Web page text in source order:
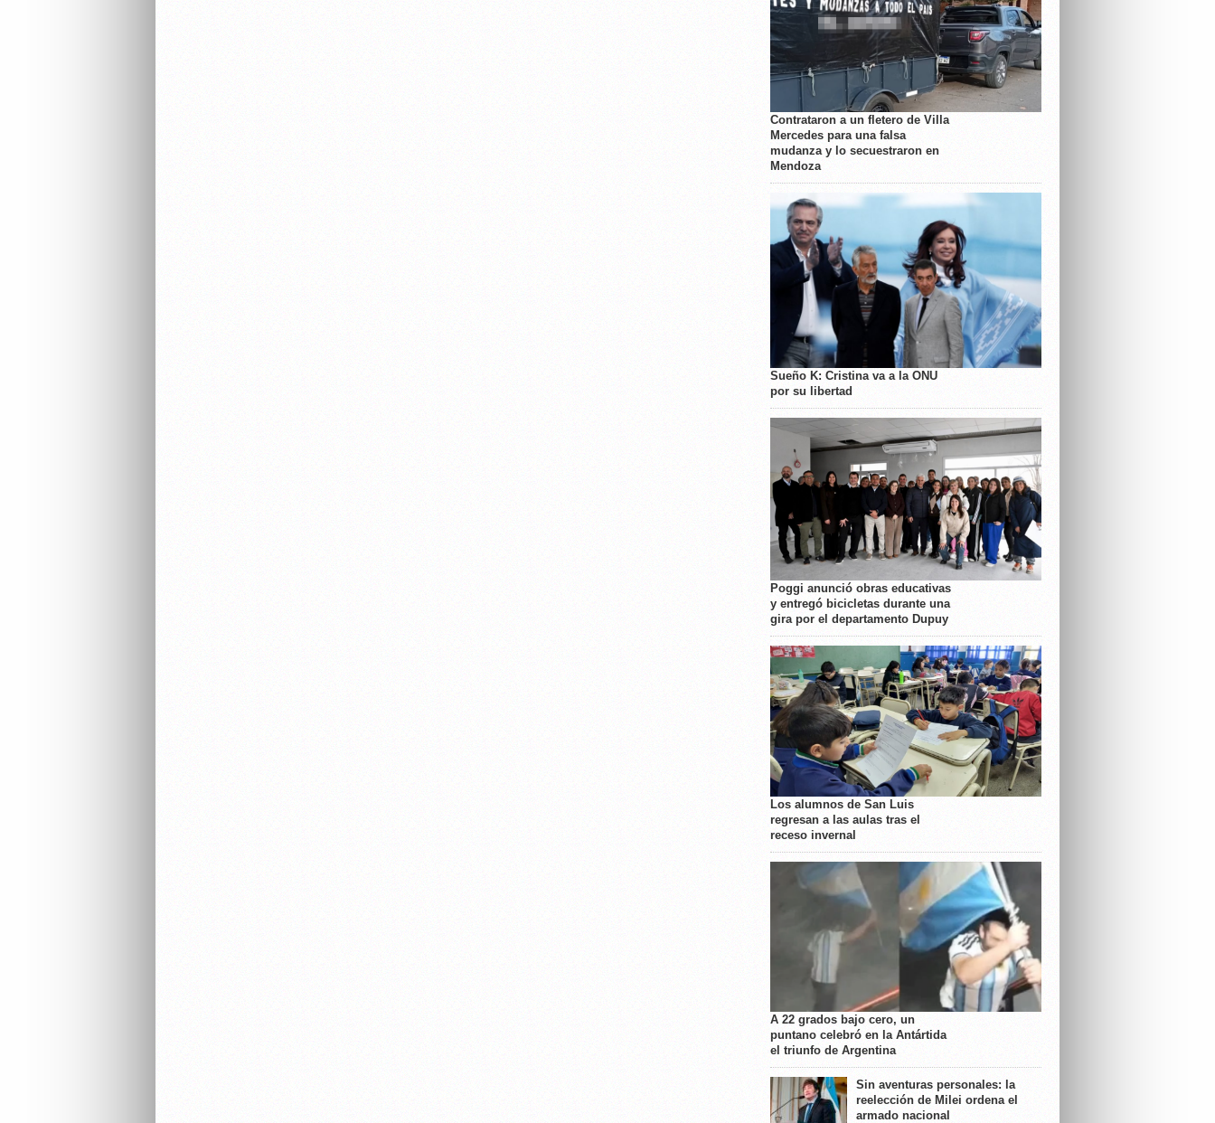
Contrataron a un fletero de Villa
Mercedes para una falsa
mudanza y lo secuestraron en
Mendoza
Sueño K: Cristina va a la ONU
por su libertad
Poggi anunció obras educativas
y entregó bicicletas durante una
gira por el departamento Dupuy
Los alumnos de San Luis
regresan a las aulas tras el
receso invernal
A 22 grados bajo cero, un
puntano celebró en la Antártida
el triunfo de Argentina
Sin aventuras personales: la
reelección de Milei ordena el
armado nacional